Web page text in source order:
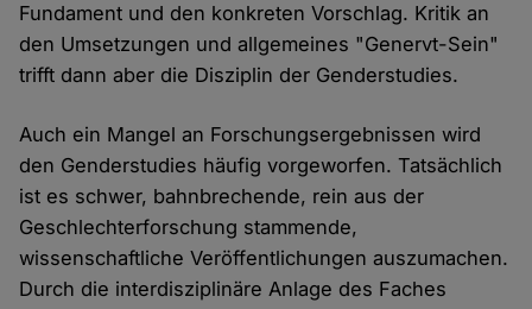
Fundament und den konkreten Vorschlag. Kritik an
den Umsetzungen und allgemeines "Genervt-Sein"
trifft dann aber die Disziplin der Genderstudies.
Auch ein Mangel an Forschungsergebnissen wird
den Genderstudies häufig vorgeworfen. Tatsächlich
ist es schwer, bahnbrechende, rein aus der
Geschlechterforschung stammende,
wissenschaftliche Veröffentlichungen auszumachen.
Durch die interdisziplinäre Anlage des Faches